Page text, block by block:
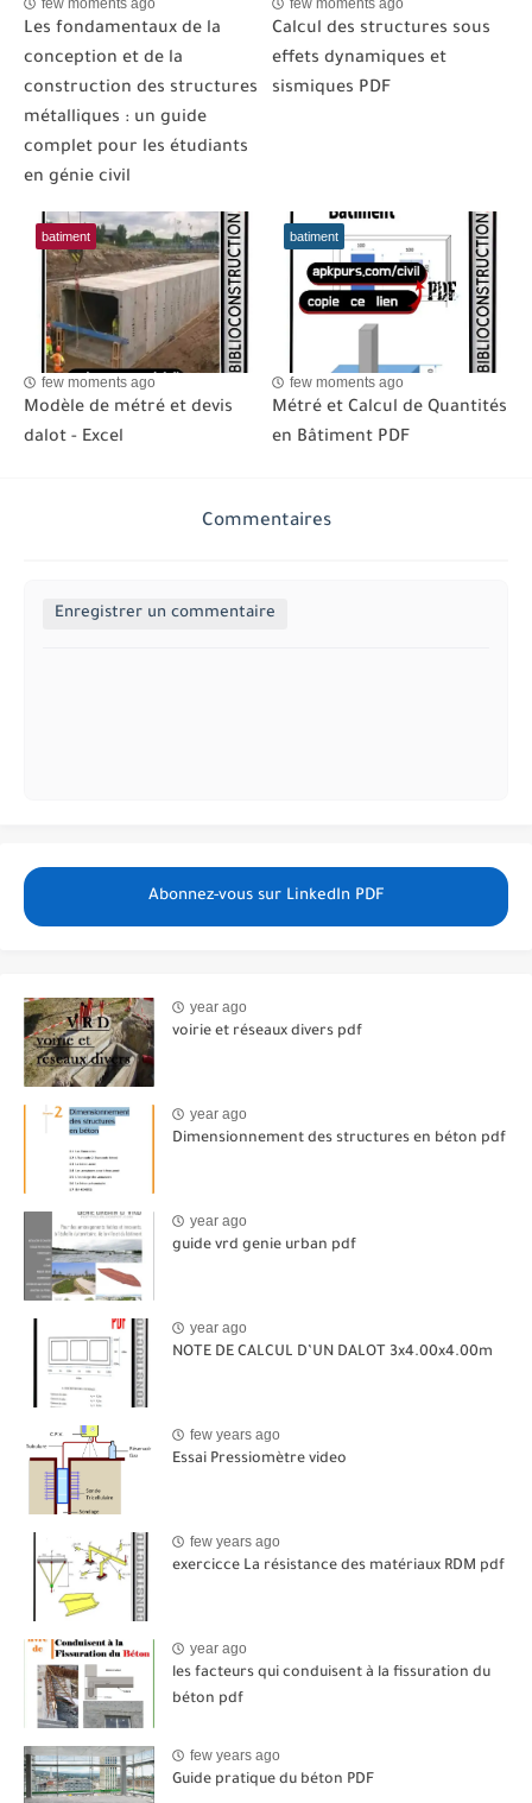
few moments ago
Les fondamentaux de la
conception et de la
construction des structures
métalliques : un guide
complet pour les étudiants
en génie civil
few moments ago
Calcul des structures sous
effets dynamiques et
sismiques PDF
batiment
few moments ago
Modèle de métré et devis
dalot - Excel
batiment
few moments ago
Métré et Calcul de Quantités
en Bâtiment PDF
Commentaires
Enregistrer un commentaire
Abonnez-vous sur LinkedIn PDF
year ago
voirie et réseaux divers pdf
year ago
Dimensionnement des structures en béton pdf
year ago
guide vrd genie urban pdf
year ago
NOTE DE CALCUL D’UN DALOT 3x4.00x4.00m
few years ago
Essai Pressiomètre video
few years ago
exercicce La résistance des matériaux RDM pdf
year ago
les facteurs qui conduisent à la fissuration du
béton pdf
few years ago
Guide pratique du béton PDF